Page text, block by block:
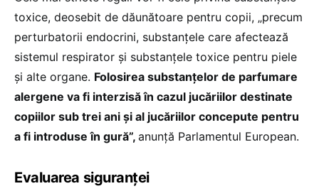
toxice, deosebit de dăunătoare pentru copii, „precum
perturbatorii endocrini, substanțele care afectează
sistemul respirator și substanțele toxice pentru piele
și alte organe. Folosirea substanțelor de parfumare
alergene va fi interzisă în cazul jucăriilor destinate
copiilor sub trei ani și al jucăriilor concepute pentru
a fi introduse în gură”, anunță Parlamentul European.
Evaluarea siguranței